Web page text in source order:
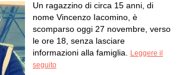
Un ragazzino di circa 15 anni, di
nome Vincenzo Iacomino, è
scomparso oggi 27 novembre, verso
le ore 18, senza lasciare
informazioni alla famiglia.
Leggere il
seguito